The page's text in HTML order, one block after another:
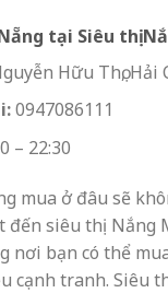
tại Siêu thị
Hữu Thọ, Hải
0947086111
– 22:30
mua ở đâu sẽ
đến siêu thị Nắng
nơi bạn có thể
cạnh tranh. Siêu